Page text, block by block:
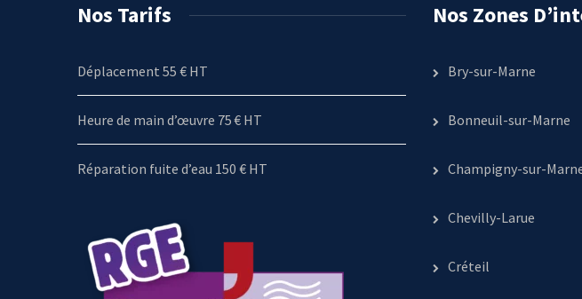
Nos Tarifs
Déplacement 55 € HT
Heure de main d’œuvre 75 € HT
Réparation fuite d’eau 150 € HT
Nos Zones
Bry-sur-Marne
Bonneuil-sur-Marne
Champigny-sur-
Chevilly-Larue
Créteil